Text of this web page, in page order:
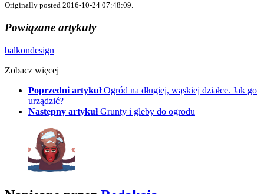
Originally posted 2016-10-24 07:48:09.
Powiązane artykuły
balkondesign
Zobacz więcej
Poprzedni artykuł Ogród na długiej, wąskiej działce. Jak go
urządzić?
Następny artykuł Grunty i gleby do ogrodu